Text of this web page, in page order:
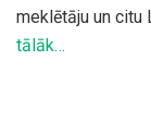
meklētāju un citu
tālāk…